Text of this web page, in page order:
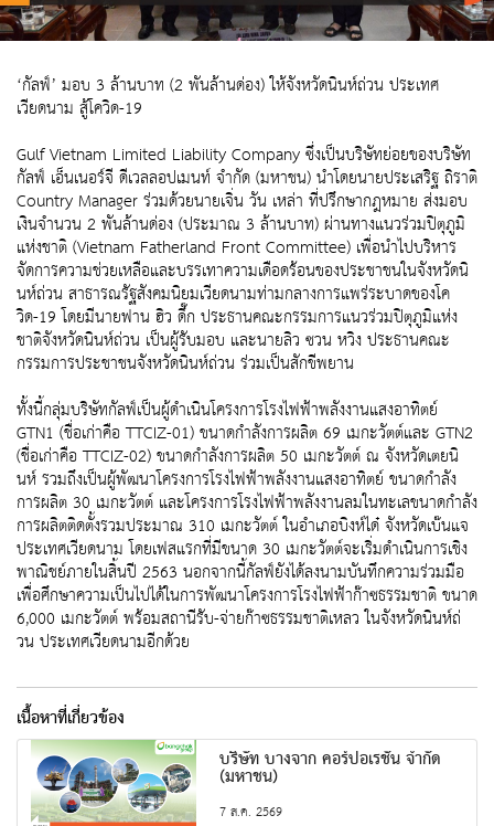
‘กัลฟ์’ มอบ 3 ล้านบาท (2 พันล้านด่อง) ให้จังหวัดนินห์ถ่วน ประเทศ
เวียดนาม สู้โควิด-19
Gulf Vietnam Limited Liability Company ซึ่งเป็นบริษัทย่อยของบริษัท
กัลฟ์ เอ็นเนอร์จี ดีเวลลอปเมนท์ จำกัด (มหาชน) นำโดยนายประเสริฐ ถิราติ
Country Manager ร่วมด้วยนายเจิ่น วัน เหล่า ที่ปรึกษากฎหมาย ส่งมอบ
เงินจำนวน 2 พันล้านด่อง (ประมาณ 3 ล้านบาท) ผ่านทางแนวร่วมปิตุภูมิ
แห่งชาติ (Vietnam Fatherland Front Committee) เพื่อนำไปบริหาร
จัดการความช่วยเหลือและบรรเทาความเดือดร้อนของประชาชนในจังหวัดนิ
นห์ถ่วน สาธารณรัฐสังคมนิยมเวียดนามท่ามกลางการแพร่ระบาดของโค
วิด-19 โดยมีนายฟาน ฮิว ดึ๊ก ประธานคณะกรรมการแนวร่วมปิตุภูมิแห่ง
ชาติจังหวัดนินห์ถ่วน เป็นผู้รับมอบ และนายลิว ซวน หวิง ประธานคณะ
กรรมการประชาชนจังหวัดนินห์ถ่วน ร่วมเป็นสักขีพยาน
ทั้งนี้กลุ่มบริษัทกัลฟ์เป็นผู้ดำเนินโครงการโรงไฟฟ้าพลังงานแสงอาทิตย์
GTN1 (ชื่อเก่าคือ TTCIZ-01) ขนาดกำลังการผลิต 69 เมกะวัตต์และ GTN2
(ชื่อเก่าคือ TTCIZ-02) ขนาดกำลังการผลิต 50 เมกะวัตต์ ณ จังหวัดเตยนิ
นห์ รวมถึงเป็นผู้พัฒนาโครงการโรงไฟฟ้าพลังงานแสงอาทิตย์ ขนาดกำลัง
การผลิต 30 เมกะวัตต์ และโครงการโรงไฟฟ้าพลังงานลมในทะเลขนาดกำลัง
การผลิตติดตั้งรวมประมาณ 310 เมกะวัตต์ ในอำเภอบิงห์ได๋ จังหวัดเบ๊นแจ
ประเทศเวียดนาม โดยเฟสแรกที่มีขนาด 30 เมกะวัตต์จะเริ่มดำเนินการเชิง
พาณิชย์ภายในสิ้นปี 2563 นอกจากนี้กัลฟ์ยังได้ลงนามบันทึกความร่วมมือ
เพื่อศึกษาความเป็นไปได้ในการพัฒนาโครงการโรงไฟฟ้าก๊าซธรรมชาติ ขนาด
6,000 เมกะวัตต์ พร้อมสถานีรับ-จ่ายก๊าซธรรมชาติเหลว ในจังหวัดนินห์ถ่
วน ประเทศเวียดนามอีกด้วย
เนื้อหาที่เกี่ยวข้อง
บริษัท บางจาก คอร์ปอเรชั่น จำกัด
(มหาชน)
7 ส.ค. 2569